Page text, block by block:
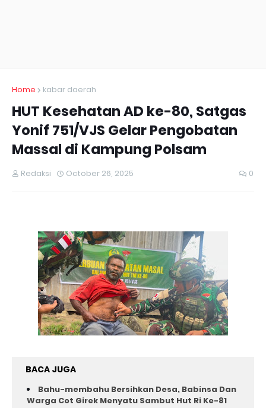
Home kabar daerah
HUT Kesehatan AD ke-80, Satgas
Yonif 751/VJS Gelar Pengobatan
Massal di Kampung Polsam
Redaksi October 26, 2025 0
BACA JUGA
Bahu-membahu Bersihkan Desa, Babinsa Dan
Warga Cot Girek Menyatu Sambut Hut Ri Ke-81 ‎